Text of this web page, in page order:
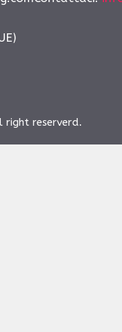
right reserverd.